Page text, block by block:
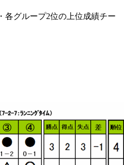
各グループ2位の上位成績チー